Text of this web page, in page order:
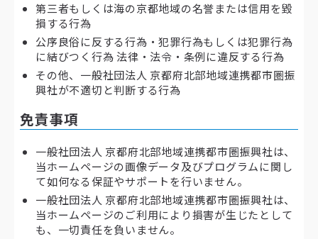
第三者もしくは海の京都地域の名誉または信用を毀
損する行為
公序良俗に反する行為・犯罪行為もしくは犯罪行為
に結びつく行為 法律・法令・条例に違反する行為
その他、一般社団法人 京都府北部地域連携都市圏振
興社が不適切と判断する行為
免責事項
一般社団法人 京都府北部地域連携都市圏振興社は、
当ホームページの画像データ及びプログラムに関し
て如何なる保証やサポートを行いません。
一般社団法人 京都府北部地域連携都市圏振興社は、
当ホームページのご利用により損害が生じたとして
も、一切責任を負いません。